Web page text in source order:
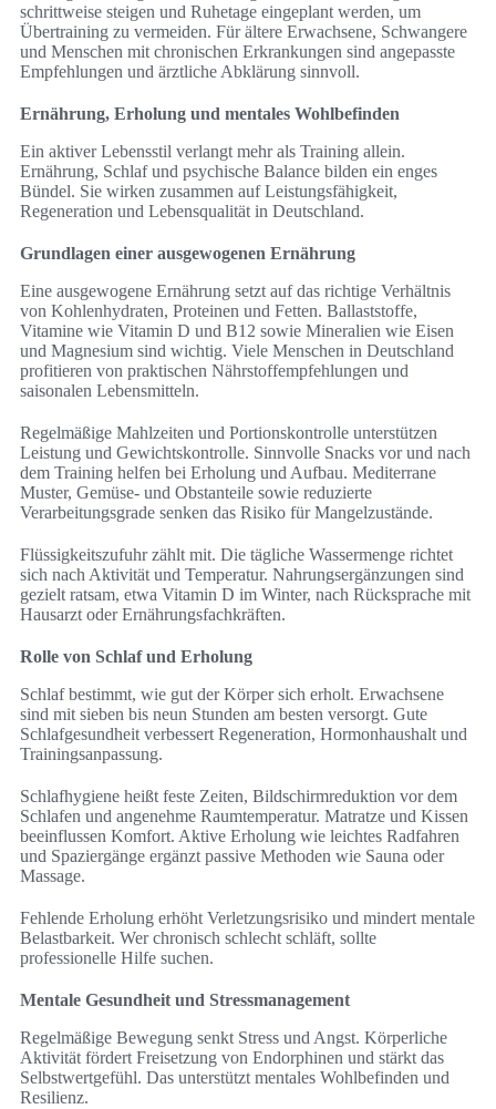
schrittweise steigen und Ruhetage eingeplant werden, um
Übertraining zu vermeiden. Für ältere Erwachsene, Schwangere
und Menschen mit chronischen Erkrankungen sind angepasste
Empfehlungen und ärztliche Abklärung sinnvoll.
Ernährung, Erholung und mentales Wohlbefinden
Ein aktiver Lebensstil verlangt mehr als Training allein.
Ernährung, Schlaf und psychische Balance bilden ein enges
Bündel. Sie wirken zusammen auf Leistungsfähigkeit,
Regeneration und Lebensqualität in Deutschland.
Grundlagen einer ausgewogenen Ernährung
Eine ausgewogene Ernährung setzt auf das richtige Verhältnis
von Kohlenhydraten, Proteinen und Fetten. Ballaststoffe,
Vitamine wie Vitamin D und B12 sowie Mineralien wie Eisen
und Magnesium sind wichtig. Viele Menschen in Deutschland
profitieren von praktischen Nährstoffempfehlungen und
saisonalen Lebensmitteln.
Regelmäßige Mahlzeiten und Portionskontrolle unterstützen
Leistung und Gewichtskontrolle. Sinnvolle Snacks vor und nach
dem Training helfen bei Erholung und Aufbau. Mediterrane
Muster, Gemüse- und Obstanteile sowie reduzierte
Verarbeitungsgrade senken das Risiko für Mangelzustände.
Flüssigkeitszufuhr zählt mit. Die tägliche Wassermenge richtet
sich nach Aktivität und Temperatur. Nahrungsergänzungen sind
gezielt ratsam, etwa Vitamin D im Winter, nach Rücksprache mit
Hausarzt oder Ernährungsfachkräften.
Rolle von Schlaf und Erholung
Schlaf bestimmt, wie gut der Körper sich erholt. Erwachsene
sind mit sieben bis neun Stunden am besten versorgt. Gute
Schlafgesundheit verbessert Regeneration, Hormonhaushalt und
Trainingsanpassung.
Schlafhygiene heißt feste Zeiten, Bildschirmreduktion vor dem
Schlafen und angenehme Raumtemperatur. Matratze und Kissen
beeinflussen Komfort. Aktive Erholung wie leichtes Radfahren
und Spaziergänge ergänzt passive Methoden wie Sauna oder
Massage.
Fehlende Erholung erhöht Verletzungsrisiko und mindert mentale
Belastbarkeit. Wer chronisch schlecht schläft, sollte
professionelle Hilfe suchen.
Mentale Gesundheit und Stressmanagement
Regelmäßige Bewegung senkt Stress und Angst. Körperliche
Aktivität fördert Freisetzung von Endorphinen und stärkt das
Selbstwertgefühl. Das unterstützt mentales Wohlbefinden und
Resilienz.